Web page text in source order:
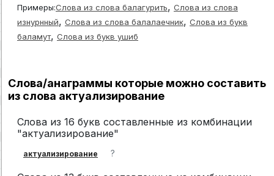
Примеры:Слова из слова балагурить, Слова из слова
изнурнный, Слова из слова балалаечник, Слова из букв
баламут, Слова из букв ушиб
Слова/анаграммы которые можно составить
из слова актуализирование
Слова из 16 букв составленные из комбинации
"актуализирование"
актуализирование ?